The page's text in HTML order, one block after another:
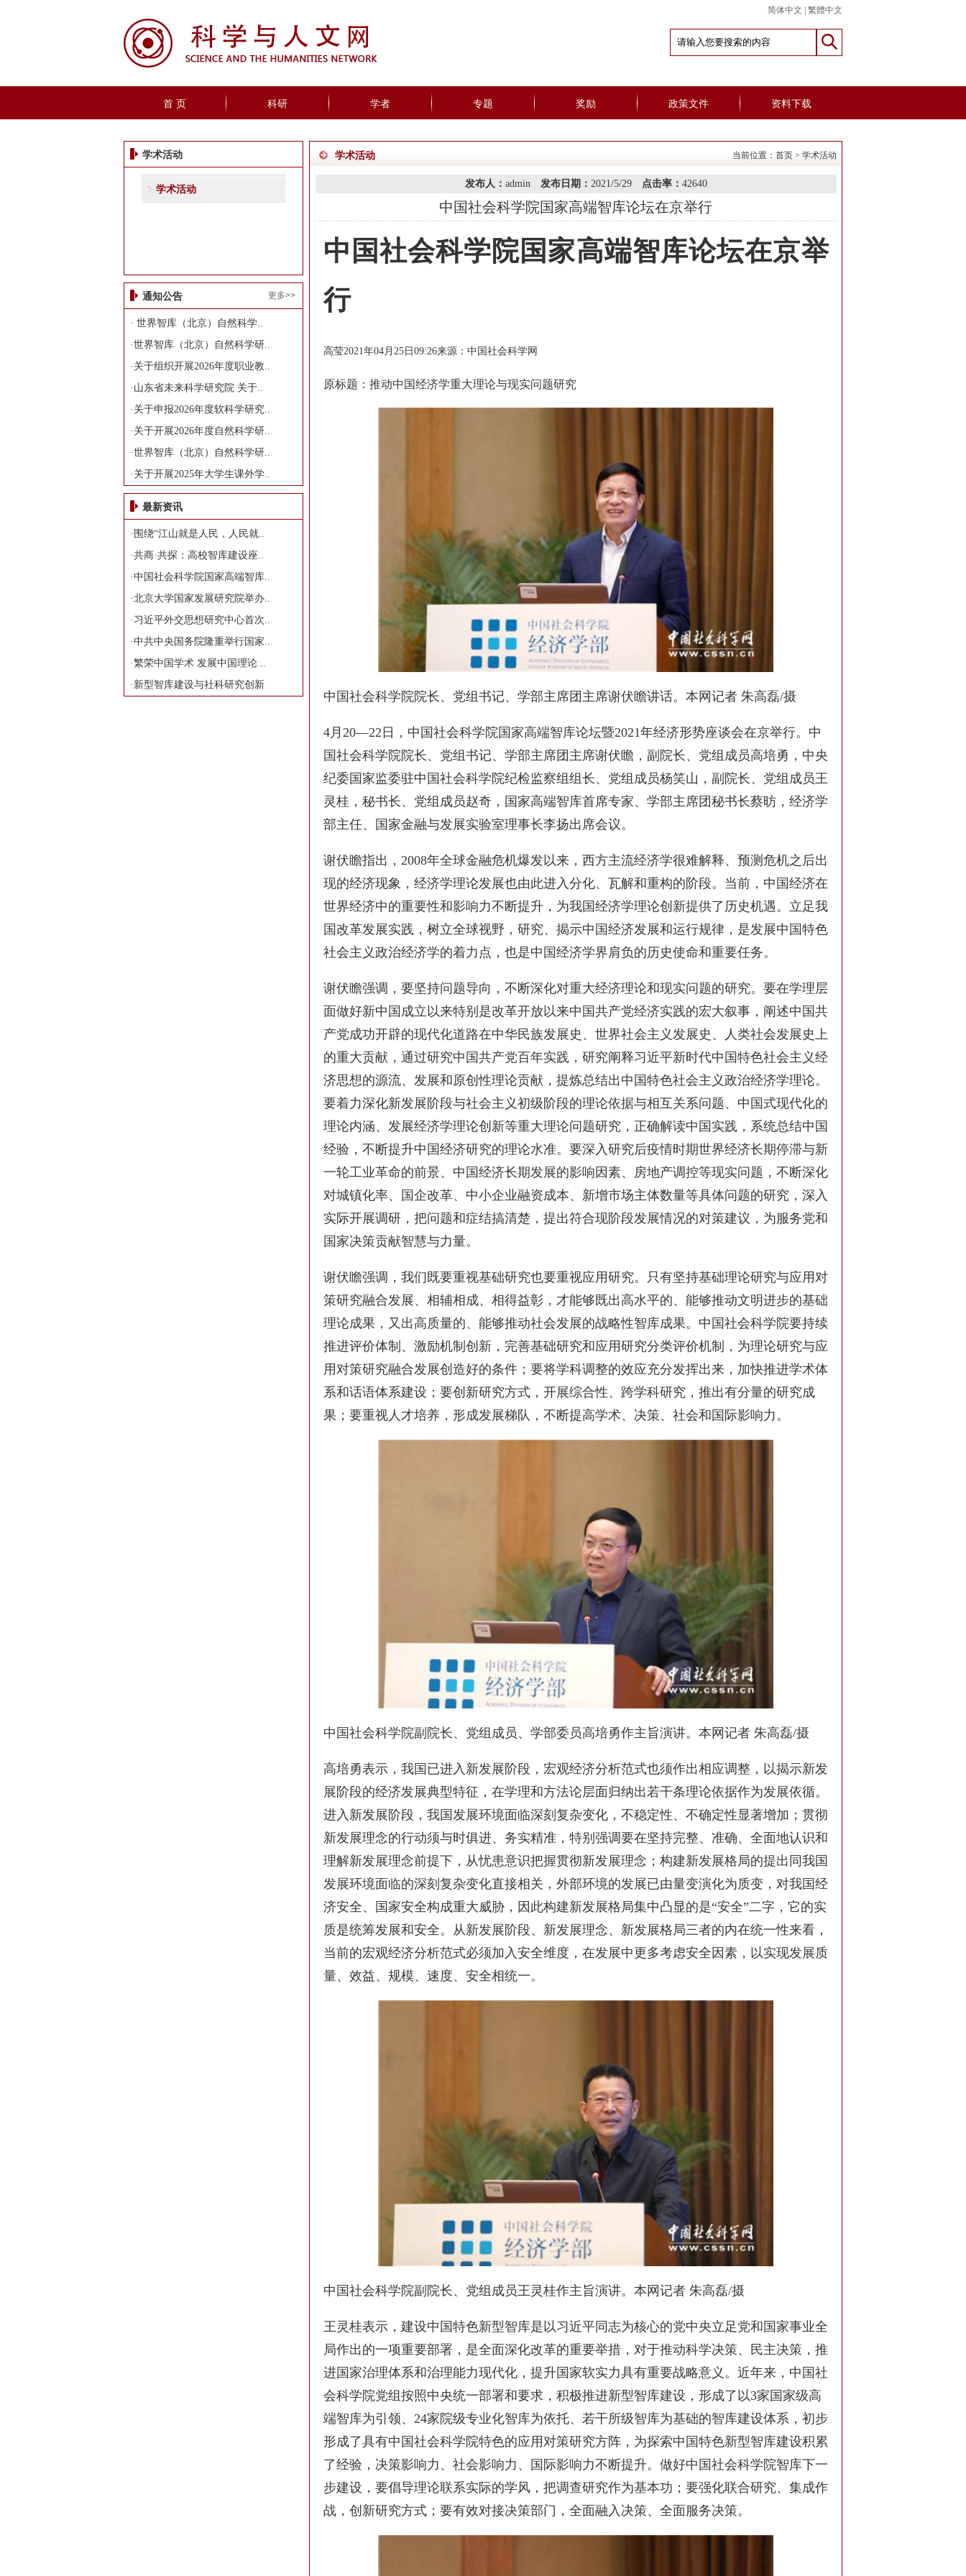
简体中文 繁體中文
首 页 科研 学者 专题 奖励 政策文件 资料下载
学术活动
学术活动
通知公告 更多>>
· 世界智库（北京）自然科学..
·世界智库（北京）自然科学研..
· 关于组织开展2026年度职业教..
· 山东省未来科学研究院 关于..
· 关于申报2026年度软科学研究..
· 关于开展2026年度自然科学研..
·世界智库（北京）自然科学研..
· 关于开展2025年大学生课外学..
最新资讯
· 围绕“江山就是人民，人民就..
·共商·共探：高校智库建设座..
·中国社会科学院国家高端智库..
·北京大学国家发展研究院举办..
· 习近平外交思想研究中心首次..
·中共中央国务院隆重举行国家..
·繁荣中国学术 发展中国理论 ..
· 新型智库建设与社科研究创新
学术活动 当前位置： 首页 > 学术活动
发布人： admin 发布日期： 2021/5/29 点击率： 42640
中国社会科学院国家高端智库论坛在京举行
中国社会科学院国家高端智库论坛在京举
行
高莹2021年04月25日09:26来源： 中国社会科学网
原标题：推动中国经济学重大理论与现实问题研究
中国社会科学院院长、党组书记、学部主席团主席谢伏瞻讲话。本网记者 朱高磊/摄
4月20—22日，中国社会科学院国家高端智库论坛暨2021年经济形势座谈会在京举行。中
国社会科学院院长、党组书记、学部主席团主席谢伏瞻，副院长、党组成员高培勇，中央
纪委国家监委驻中国社会科学院纪检监察组组长、党组成员杨笑山，副院长、党组成员王
灵桂，秘书长、党组成员赵奇，国家高端智库首席专家、学部主席团秘书长蔡昉，经济学
部主任、国家金融与发展实验室理事长李扬出席会议。
谢伏瞻指出，2008年全球金融危机爆发以来，西方主流经济学很难解释、预测危机之后出
现的经济现象，经济学理论发展也由此进入分化、瓦解和重构的阶段。当前，中国经济在
世界经济中的重要性和影响力不断提升，为我国经济学理论创新提供了历史机遇。立足我
国改革发展实践，树立全球视野，研究、揭示中国经济发展和运行规律，是发展中国特色
社会主义政治经济学的着力点，也是中国经济学界肩负的历史使命和重要任务。
谢伏瞻强调，要坚持问题导向，不断深化对重大经济理论和现实问题的研究。要在学理层
面做好新中国成立以来特别是改革开放以来中国共产党经济实践的宏大叙事，阐述中国共
产党成功开辟的现代化道路在中华民族发展史、世界社会主义发展史、人类社会发展史上
的重大贡献，通过研究中国共产党百年实践，研究阐释习近平新时代中国特色社会主义经
济思想的源流、发展和原创性理论贡献，提炼总结出中国特色社会主义政治经济学理论。
要着力深化新发展阶段与社会主义初级阶段的理论依据与相互关系问题、中国式现代化的
理论内涵、发展经济学理论创新等重大理论问题研究，正确解读中国实践，系统总结中国
经验，不断提升中国经济研究的理论水准。要深入研究后疫情时期世界经济长期停滞与新
一轮工业革命的前景、中国经济长期发展的影响因素、房地产调控等现实问题，不断深化
对城镇化率、国企改革、中小企业融资成本、新增市场主体数量等具体问题的研究，深入
实际开展调研，把问题和症结搞清楚，提出符合现阶段发展情况的对策建议，为服务党和
国家决策贡献智慧与力量。
谢伏瞻强调，我们既要重视基础研究也要重视应用研究。只有坚持基础理论研究与应用对
策研究融合发展、相辅相成、相得益彰，才能够既出高水平的、能够推动文明进步的基础
理论成果，又出高质量的、能够推动社会发展的战略性智库成果。中国社会科学院要持续
推进评价体制、激励机制创新，完善基础研究和应用研究分类评价机制，为理论研究与应
用对策研究融合发展创造好的条件；要将学科调整的效应充分发挥出来，加快推进学术体
系和话语体系建设；要创新研究方式，开展综合性、跨学科研究，推出有分量的研究成
果；要重视人才培养，形成发展梯队，不断提高学术、决策、社会和国际影响力。
中国社会科学院副院长、党组成员、学部委员高培勇作主旨演讲。本网记者 朱高磊/摄
高培勇表示，我国已进入新发展阶段，宏观经济分析范式也须作出相应调整，以揭示新发
展阶段的经济发展典型特征，在学理和方法论层面归纳出若干条理论依据作为发展依循。
进入新发展阶段，我国发展环境面临深刻复杂变化，不稳定性、不确定性显著增加；贯彻
新发展理念的行动须与时俱进、务实精准，特别强调要在坚持完整、准确、全面地认识和
理解新发展理念前提下，从忧患意识把握贯彻新发展理念；构建新发展格局的提出同我国
发展环境面临的深刻复杂变化直接相关，外部环境的发展已由量变演化为质变，对我国经
济安全、国家安全构成重大威胁，因此构建新发展格局集中凸显的是“安全”二字，它的实
质是统筹发展和安全。从新发展阶段、新发展理念、新发展格局三者的内在统一性来看，
当前的宏观经济分析范式必须加入安全维度，在发展中更多考虑安全因素，以实现发展质
量、效益、规模、速度、安全相统一。
中国社会科学院副院长、党组成员王灵桂作主旨演讲。本网记者 朱高磊/摄
王灵桂表示，建设中国特色新型智库是以习近平同志为核心的党中央立足党和国家事业全
局作出的一项重要部署，是全面深化改革的重要举措，对于推动科学决策、民主决策，推
进国家治理体系和治理能力现代化，提升国家软实力具有重要战略意义。近年来，中国社
会科学院党组按照中央统一部署和要求，积极推进新型智库建设，形成了以3家国家级高
端智库为引领、24家院级专业化智库为依托、若干所级智库为基础的智库建设体系，初步
形成了具有中国社会科学院特色的应用对策研究方阵，为探索中国特色新型智库建设积累
了经验，决策影响力、社会影响力、国际影响力不断提升。做好中国社会科学院智库下一
步建设，要倡导理论联系实际的学风，把调查研究作为基本功；要强化联合研究、集成作
战，创新研究方式；要有效对接决策部门，全面融入决策、全面服务决策。